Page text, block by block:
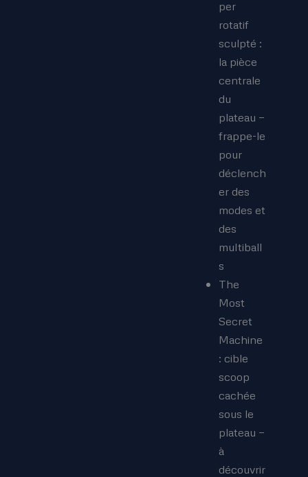
per
rotatif
sculpté :
la pièce
centrale
du
plateau —
frappe-le
pour
déclench
er des
modes et
des
multiball
s
The
Most
Secret
Machine
: cible
scoop
cachée
sous le
plateau —
à
découvrir